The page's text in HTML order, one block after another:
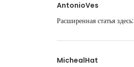
AntonioVes
Расширенная статья здесь:
MichealHat